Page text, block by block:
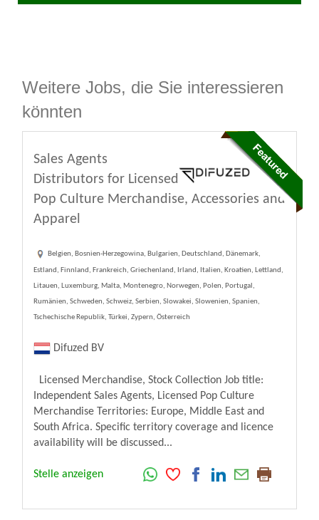
Weitere Jobs, die Sie interessieren
könnten
Sales Agents
Distributors for Licensed
Pop Culture Merchandise, Accessories and
Apparel
Belgien, Bosnien-Herzegowina, Bulgarien, Deutschland, Dänemark,
Estland, Finnland, Frankreich, Griechenland, Irland, Italien, Kroatien, Lettland,
Litauen, Luxemburg, Malta, Montenegro, Norwegen, Polen, Portugal,
Rumänien, Schweden, Schweiz, Serbien, Slowakei, Slowenien, Spanien,
Tschechische Republik, Türkei, Zypern, Österreich
Difuzed BV
Licensed Merchandise, Stock Collection Job title:
Independent Sales Agents, Licensed Pop Culture
Merchandise Territories: Europe, Middle East and
South Africa. Specific territory coverage and licence
availability will be discussed...
Stelle anzeigen